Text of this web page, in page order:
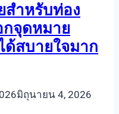
สำหรับท่อง
กจุดหมาย
ด้สบายใจมาก
มิถุนายน 4, 2026